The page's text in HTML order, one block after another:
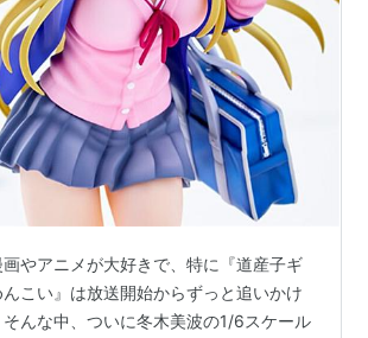
やアニメが大好きで、特に『道産子ギ
こい』は放送開始からずっと追いかけ
んな中、ついに冬木美波の1/6スケール